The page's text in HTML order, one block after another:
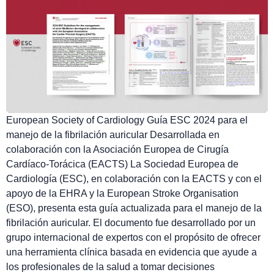
European Society of Cardiology Guía ESC 2024 para el
manejo de la fibrilación auricular​ Desarrollada en
colaboración con la Asociación Europea de Cirugía
Cardíaco-Torácica (EACTS) La Sociedad Europea de
Cardiología (ESC), en colaboración con la EACTS y con el
apoyo de la EHRA y la European Stroke Organisation
(ESO), presenta esta guía actualizada para el manejo de la
fibrilación auricular. El documento fue desarrollado por un
grupo internacional de expertos con el propósito de ofrecer
una herramienta clínica basada en evidencia que ayude a
los profesionales de la salud a tomar decisiones